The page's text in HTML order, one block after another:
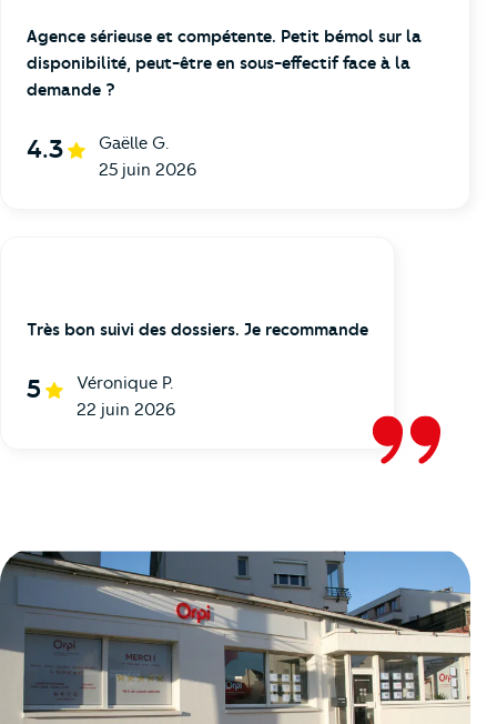
Agence sérieuse et compétente. Petit bémol sur la
disponibilité, peut-être en sous-effectif face à la
demande ?
4.3
Gaëlle G.
25 juin 2026
Très bon suivi des dossiers. Je recommande
5
Véronique P.
22 juin 2026